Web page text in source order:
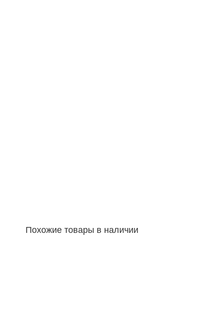
Похожие товары в наличии